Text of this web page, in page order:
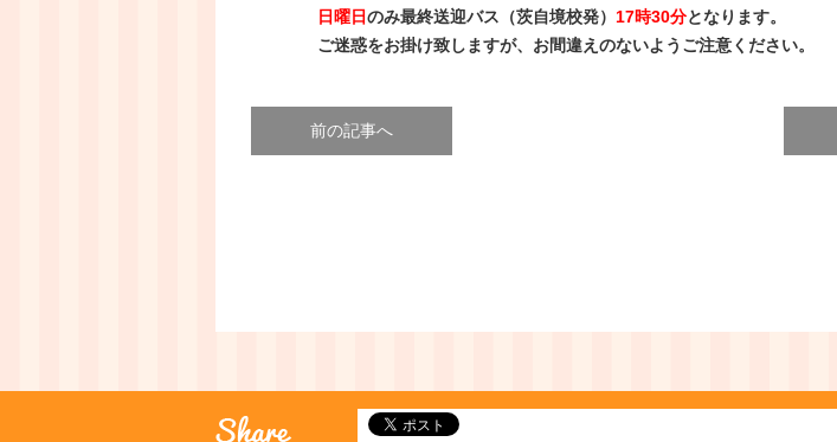
日曜日のみ最終送迎バス（茨自境校発） 17時30分となります。
ご迷惑をお掛け致しますが、お間違えのないようご注意ください。
前の記事へ